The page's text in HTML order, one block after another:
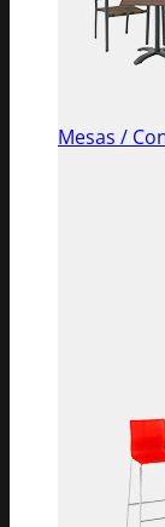
Mesas /